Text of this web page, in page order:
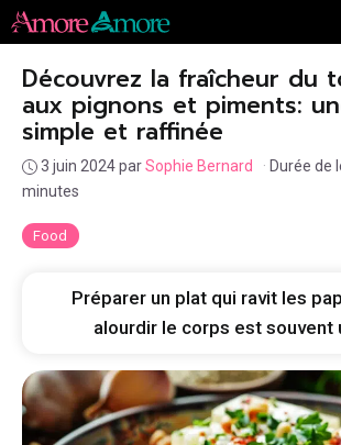
Aller
au
contenu
Food
Découvrez la fraîcheur du
aux pignons et piments:
simple et raffinée
3 juin 2024parSophie Bernard · Durée de
minutes
Préparer un plat qui ravit les
alourdir le corps est souvent